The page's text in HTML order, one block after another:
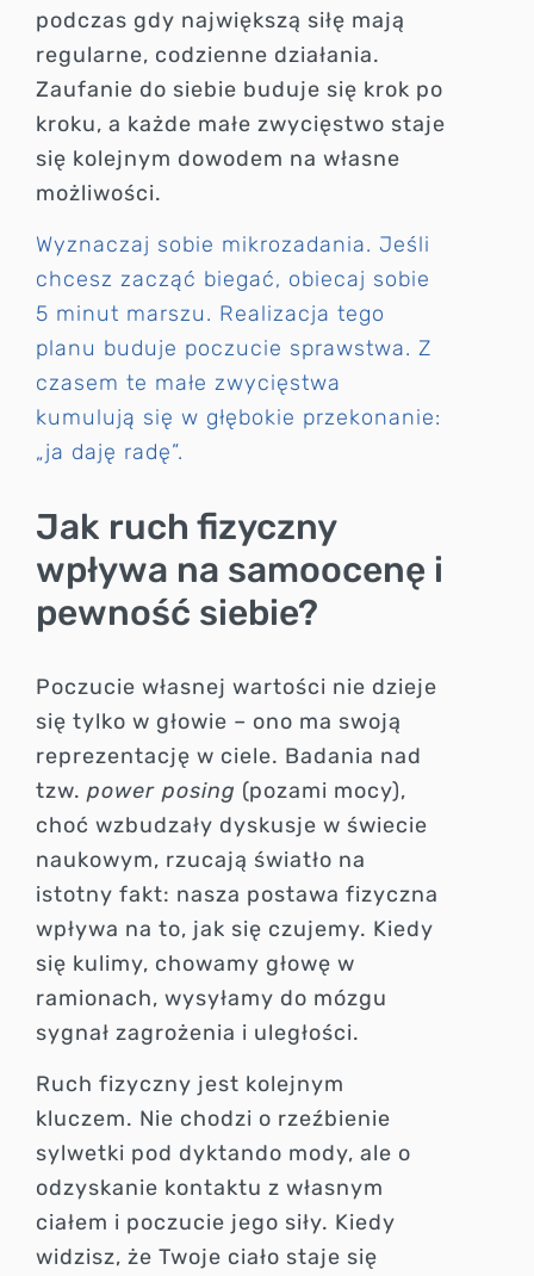
podczas gdy największą siłę mają
regularne, codzienne działania.
Zaufanie do siebie buduje się krok po
kroku, a każde małe zwycięstwo staje
się kolejnym dowodem na własne
możliwości.
Wyznaczaj sobie mikrozadania. Jeśli
chcesz zacząć biegać, obiecaj sobie
5 minut marszu. Realizacja tego
planu buduje poczucie sprawstwa. Z
czasem te małe zwycięstwa
kumulują się w głębokie przekonanie:
„ja daję radę”.
Jak ruch fizyczny
wpływa na samoocenę i
pewność siebie?
Poczucie własnej wartości nie dzieje
się tylko w głowie – ono ma swoją
reprezentację w ciele. Badania nad
tzw. power posing (pozami mocy),
choć wzbudzały dyskusje w świecie
naukowym, rzucają światło na
istotny fakt: nasza postawa fizyczna
wpływa na to, jak się czujemy. Kiedy
się kulimy, chowamy głowę w
ramionach, wysyłamy do mózgu
sygnał zagrożenia i uległości.
Ruch fizyczny jest kolejnym
kluczem. Nie chodzi o rzeźbienie
sylwetki pod dyktando mody, ale o
odzyskanie kontaktu z własnym
ciałem i poczucie jego siły. Kiedy
widzisz, że Twoje ciało staje się